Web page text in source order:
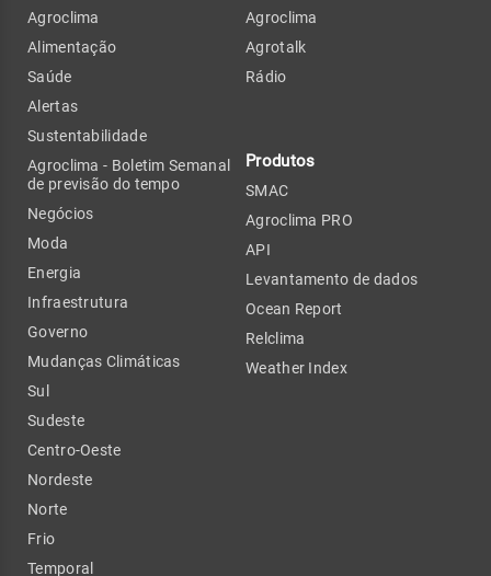
Agroclima
Alimentação
Saúde
Alertas
Sustentabilidade
Agroclima - Boletim Semanal
de previsão do tempo
Negócios
Moda
Energia
Infraestrutura
Governo
Mudanças Climáticas
Sul
Sudeste
Centro-Oeste
Nordeste
Norte
Frio
Temporal
Agroclima
Agrotalk
Rádio
Produtos
SMAC
Agroclima PRO
API
Levantamento de dados
Ocean Report
Relclima
Weather Index